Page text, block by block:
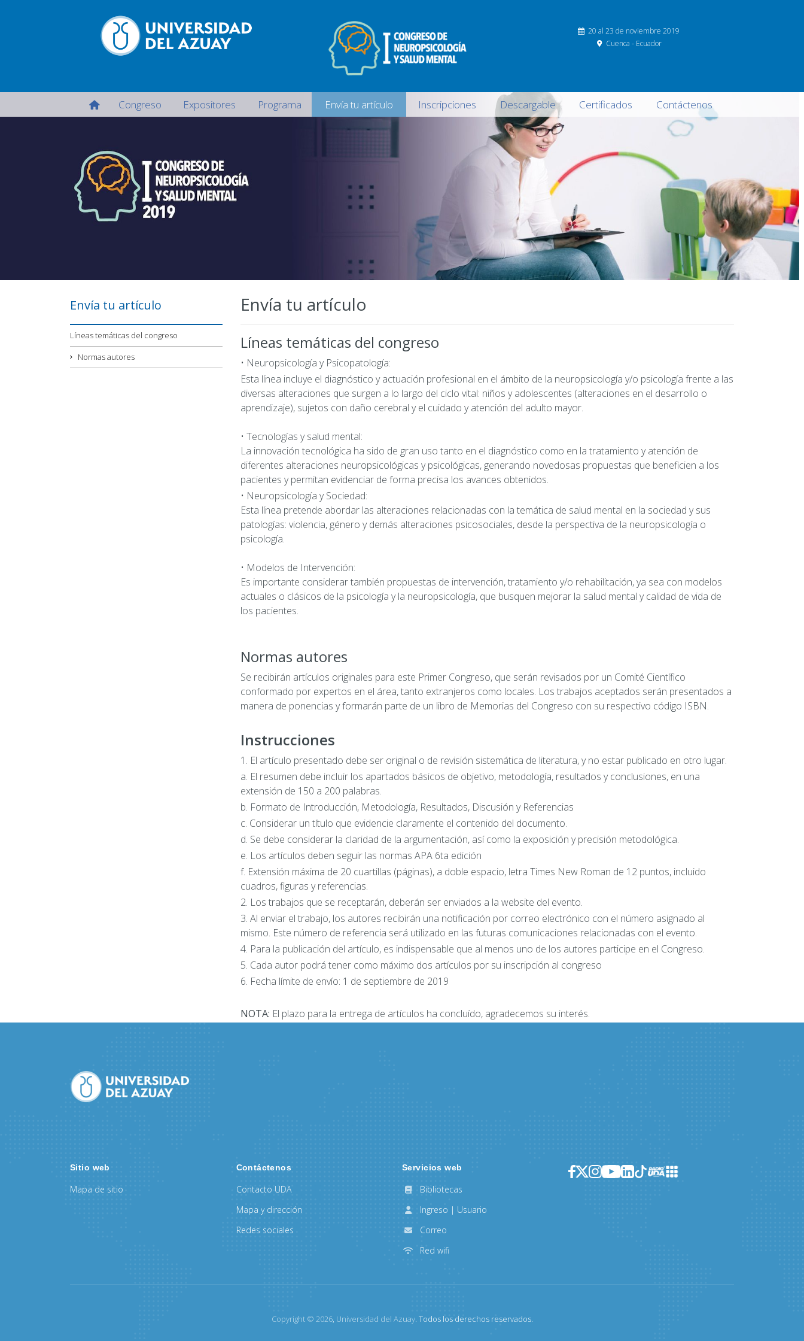
20 al 23 de noviembre 2019
Cuenca - Ecuador
Navegación
Congreso Expositores Programa Envía tu artículo Inscripciones Descargable Certificados Contáctenos
Envía tu artículo
Líneas temáticas del congreso
Normas autores
Envía tu artículo
Líneas temáticas del congreso
• Neuropsicología y Psicopatología:
Esta línea incluye el diagnóstico y actuación profesional en el ámbito de la neuropsicología y/o psicología frente a las
diversas alteraciones que surgen a lo largo del ciclo vital: niños y adolescentes (alteraciones en el desarrollo o
aprendizaje), sujetos con daño cerebral y el cuidado y atención del adulto mayor.
• Tecnologías y salud mental:
La innovación tecnológica ha sido de gran uso tanto en el diagnóstico como en la tratamiento y atención de
diferentes alteraciones neuropsicológicas y psicológicas, generando novedosas propuestas que beneficien a los
pacientes y permitan evidenciar de forma precisa los avances obtenidos.
• Neuropsicología y Sociedad:
Esta línea pretende abordar las alteraciones relacionadas con la temática de salud mental en la sociedad y sus
patologías: violencia, género y demás alteraciones psicosociales, desde la perspectiva de la neuropsicología o
psicología.
• Modelos de Intervención:
Es importante considerar también propuestas de intervención, tratamiento y/o rehabilitación, ya sea con modelos
actuales o clásicos de la psicología y la neuropsicología, que busquen mejorar la salud mental y calidad de vida de
los pacientes.
Normas autores
Se recibirán artículos originales para este Primer Congreso, que serán revisados por un Comité Científico
conformado por expertos en el área, tanto extranjeros como locales. Los trabajos aceptados serán presentados a
manera de ponencias y formarán parte de un libro de Memorias del Congreso con su respectivo código ISBN.
Instrucciones
1. El artículo presentado debe ser original o de revisión sistemática de literatura, y no estar publicado en otro lugar.
a. El resumen debe incluir los apartados básicos de objetivo, metodología, resultados y conclusiones, en una
extensión de 150 a 200 palabras.
b. Formato de Introducción, Metodología, Resultados, Discusión y Referencias
c. Considerar un título que evidencie claramente el contenido del documento.
d. Se debe considerar la claridad de la argumentación, así como la exposición y precisión metodológica.
e. Los artículos deben seguir las normas APA 6ta edición
f. Extensión máxima de 20 cuartillas (páginas), a doble espacio, letra Times New Roman de 12 puntos, incluido
cuadros, figuras y referencias.
2. Los trabajos que se receptarán, deberán ser enviados a la website del evento.
3. Al enviar el trabajo, los autores recibirán una notificación por correo electrónico con el número asignado al
mismo. Este número de referencia será utilizado en las futuras comunicaciones relacionadas con el evento.
4. Para la publicación del artículo, es indispensable que al menos uno de los autores participe en el Congreso.
5. Cada autor podrá tener como máximo dos artículos por su inscripción al congreso
6. Fecha límite de envío: 1 de septiembre de 2019
NOTA: El plazo para la entrega de artículos ha concluído, agradecemos su interés.
Sitio web
Mapa de sitio
Contáctenos
Contacto UDA
Mapa y dirección
Redes sociales
Servicios web
Bibliotecas
Ingreso | Usuario
Correo
Red wifi
Copyright © 2026, Universidad del Azuay. Todos los derechos reservados.